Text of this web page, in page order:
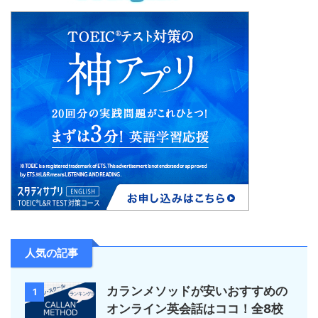
人気の記事
1
カランメソッドが安いおすすめの
オンライン英会話はココ！全8校